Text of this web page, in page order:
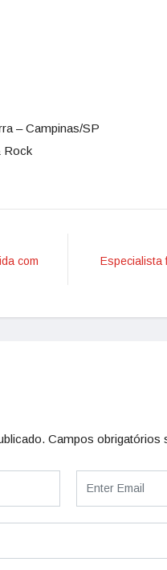
– Campinas/SP
Rock
com
Especialista
Campos obrigatórios